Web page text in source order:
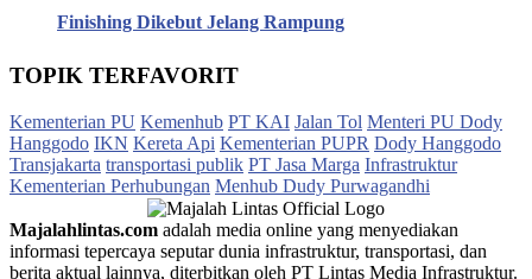
Finishing Dikebut Jelang Rampung
TOPIK TERFAVORIT
Kementerian PU Kemenhub PT KAI Jalan Tol Menteri PU Dody
Hanggodo IKN Kereta Api Kementerian PUPR Dody Hanggodo
Transjakarta transportasi publik PT Jasa Marga Infrastruktur
Kementerian Perhubungan Menhub Dudy Purwagandhi
Majalahlintas.com adalah media online yang menyediakan
informasi tepercaya seputar dunia infrastruktur, transportasi, dan
berita aktual lainnya, diterbitkan oleh PT Lintas Media Infrastruktur.